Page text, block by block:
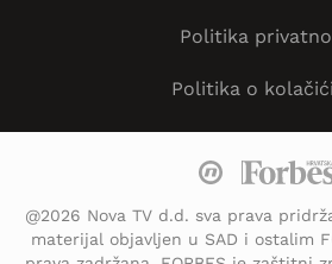
Politika
Politika o
@2026 Nova TV d.d. sva prava
materijal objavljen u SAD i ostalim